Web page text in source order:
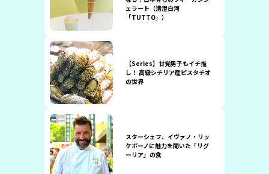
ェラート（清澄白河
「TUTTO」）
【Series】甘党男子もイチ推
し！ 高級シチリア産ピスタチオ
の世界
スターシェフ、イヴァノ・リッ
ケボーノに魅力を聞いた「リグ
ーリア」の食